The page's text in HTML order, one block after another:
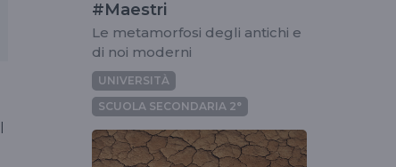
#Maestri
Le metamorfosi degli antichi e
di noi moderni
UNIVERSITÀ
SCUOLA SECONDARIA 2°